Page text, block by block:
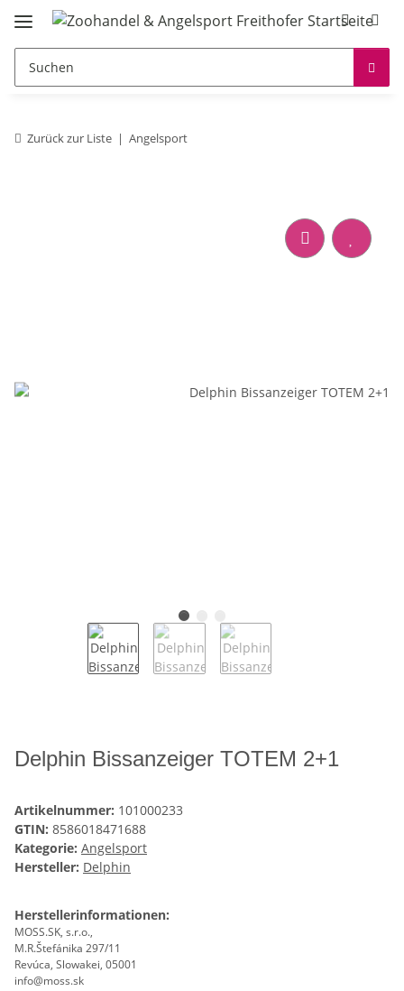
Zurück zur Liste Angelsport
Delphin Bissanzeiger TOTEM 2+1
Artikelnummer: 101000233
GTIN: 8586018471688
Kategorie: Angelsport
Hersteller: Delphin
Herstellerinformationen:
MOSS.SK, s.r.o.,
M.R.Štefánika 297/11
Revúca, Slowakei, 05001
info@moss.sk